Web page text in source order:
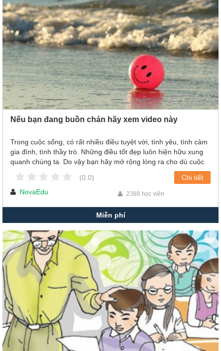
Xu hướng ngành nghề
Hỗ trợ
$ Nạp tiền
Nếu bạn đang buồn chán hãy xem video này
Trong cuộc sống, có rất nhiều điều tuyệt vời, tình yêu, tình cảm
gia đình, tình thầy trò. Những điều tốt đẹp luôn hiện hữu xung
quanh chúng ta. Do vậy bạn hãy mở rộng lòng ra cho dù cuộc
sống có khó khăn đến thế nào thì những món quà mà nó mang
lại cho chúng ta đều rất đáng trân quý!
(0.0)
Chi tiết
NovaEdu
2388 học viên
Miễn phí